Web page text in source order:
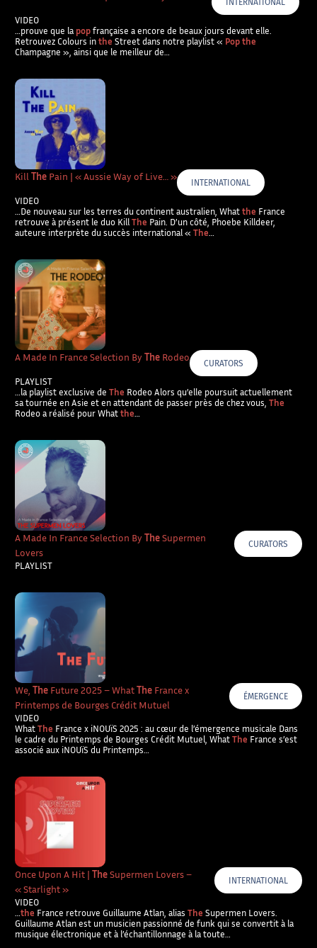
VIDEO
…prouve que la pop française a encore de beaux jours devant elle.
Retrouvez Colours inthe Street dans notre playlist « Pop the
Champagne », ainsi que le meilleur de…
KillThe Pain | « Aussie Way of Live… » INTERNATIONAL
VIDEO
…De nouveau sur les terres du continent australien, Whatthe France
retrouve à présent le duo KillThe Pain. D’un côté, Phoebe Killdeer,
auteure interprète du succès international «The…
A Made In France Selection ByThe Rodeo CURATORS
PLAYLIST
…la playlist exclusive deThe Rodeo Alors qu’elle poursuit actuellement
sa tournée en Asie et en attendant de passer près de chez vous,The
Rodeo a réalisé pour Whatthe…
A Made In France Selection ByTheSupermen
Lovers
CURATORS
PLAYLIST
We,The Future 2025 – WhatThe France x
Printemps de Bourges Crédit Mutuel
ÉMERGENCE
VIDEO
WhatThe France x iNOUïS 2025 : au cœur de l’émergence musicale Dans
le cadre du Printemps de Bourges Crédit Mutuel, WhatThe France s’est
associé aux iNOUïS du Printemps…
Once Upon A Hit |TheSupermen Lovers –
« Starlight »
INTERNATIONAL
VIDEO
…the France retrouve Guillaume Atlan, aliasThe Supermen Lovers.
Guillaume Atlan est un musicien passionné de funk qui se convertit à la
musique électronique et à l’échantillonnage à la toute…